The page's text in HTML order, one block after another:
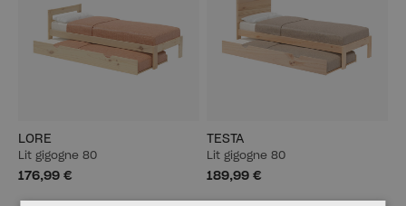
LORE
Lit gigogne 80
176,99 €
TESTA
Lit gigogne 80
189,99 €